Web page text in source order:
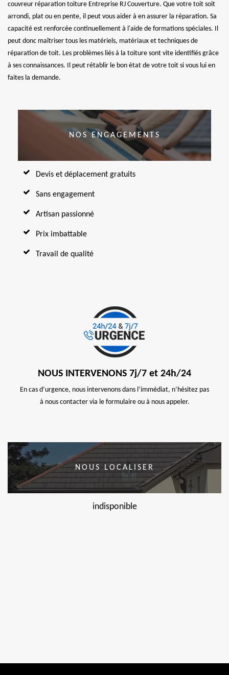
couvreur réparation toiture Entreprise RJ Couverture. Que votre toit soit
arrondi, plat ou en pente, il peut vous aider à en assurer la réparation. Sa
capacité est renforcée continuellement à l'aide de formations spéciales. Il
peut donc maîtriser tous les matériels, matériaux et techniques de
réparation de toit. Les problèmes liés à la toiture sont vite identifiés grâce
à ses connaissances. Il peut rétablir le bon état de votre toit si vous lui en
faites la demande.
NOS ENGAGEMENTS
Devis et déplacement gratuits
Sans engagement
Artisan passionné
Prix imbattable
Travail de qualité
NOUS INTERVENONS 7j/7 et 24h/24
En cas d’urgence, nous intervenons dans l’immédiat, n’hésitez pas
à nous contacter via le formulaire ou à nous appeler.
NOUS LOCALISER
indisponible